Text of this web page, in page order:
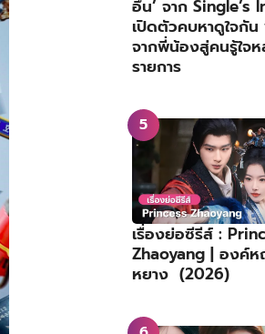
อึน’ จาก Single’s
เปิดตัวคบหาดูใจกั
จากพี่น้องสู่คนรู้ใจ
รายการ
เรื่องย่อซีรีส์ :
Zhaoyang | องค์ห
หยาง (2026)